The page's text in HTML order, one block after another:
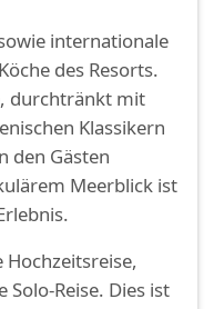
internationale
des Resorts.
durchtränkt mit
Klassikern
den Gästen
Meerblick ist
Hochzeitsreise,
Reise. Dies ist